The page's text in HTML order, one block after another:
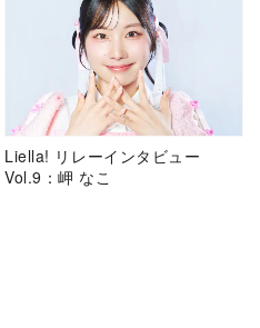
Liella! リレーインタビュー
Vol.9：岬 なこ